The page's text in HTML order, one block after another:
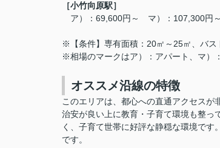
［小竹向原駅］
ア）：69,600円～ マ）：107,300円～
※【条件】専有面積：20㎡～25㎡、バ
※相場のマークはア）：アパート、マ）
オススメ沿線の特徴
このエリアは、 都心への直通アクセスが
治安が良い上に教育・子育て環境も整っ
く、子育て世帯に好評な静穏な環境です
です。